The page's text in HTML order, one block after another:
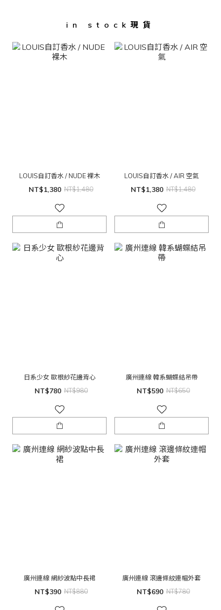
in stock現貨
LOUIS自訂香水 / NUDE 裸木
NT$1,380 NT$1,480
LOUIS自訂香水 / AIR 空氣
NT$1,380 NT$1,480
日系少女 歐根紗花邊背心
NT$780 NT$980
廣州連線 韓系蝴蝶結吊帶
NT$590 NT$650
廣州連線 網紗波點中長裙
NT$390 NT$880
廣州連線 滾邊條紋連帽外套
NT$690 NT$780